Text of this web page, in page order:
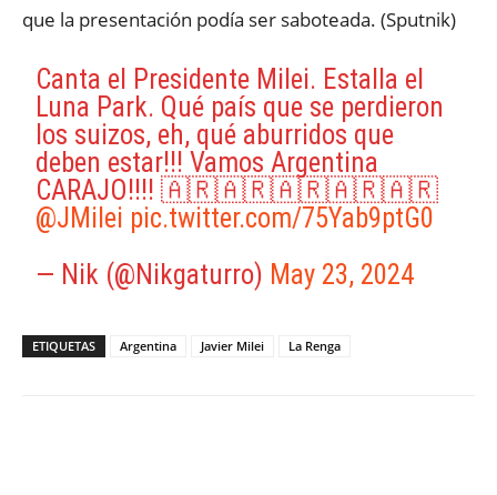
que la presentación podía ser saboteada. (Sputnik)
Canta el Presidente Milei. Estalla el
Luna Park. Qué país que se perdieron
los suizos, eh, qué aburridos que
deben estar!!! Vamos Argentina
CARAJO!!!! 🇦🇷🇦🇷🇦🇷🇦🇷🇦🇷
@JMilei pic.twitter.com/75Yab9ptG0
— Nik (@Nikgaturro) May 23, 2024
ETIQUETAS Argentina Javier Milei La Renga